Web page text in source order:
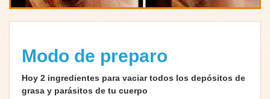
Modo de preparo
Hoy 2 ingredientes para vaciar todos los depósitos de
grasa y parásitos de tu cuerpo